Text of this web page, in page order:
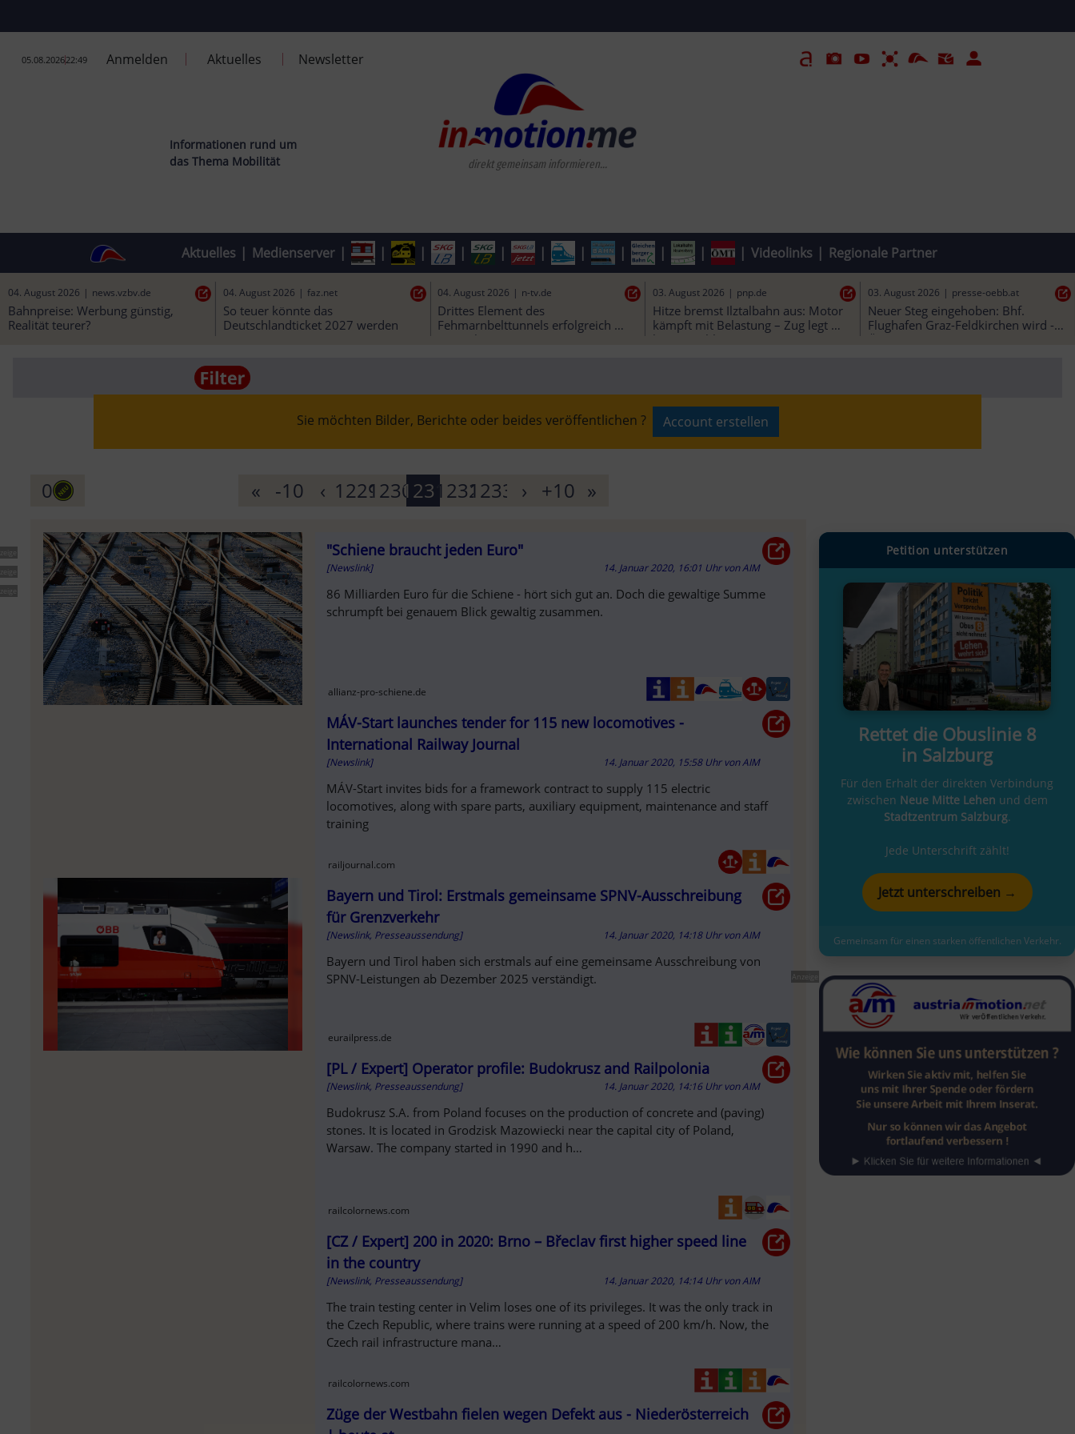
05.08.202622:49 Anmelden Aktuelles Newsletter
Informationen rund um
das Thema Mobilität
direkt gemeinsam informieren...
Aktuelles Medienserver Videolinks Regionale Partner
04. August 2026 | news.vzbv.de
Bahnpreise: Werbung günstig,
Realität teurer?
04. August 2026 | faz.net
So teuer könnte das
Deutschlandticket 2027 werden
04. August 2026 | n-tv.de
Drittes Element des
Fehmarnbelttunnels erfolgreich
versenkt
03. August 2026 | pnp.de
Hitze bremst Ilztalbahn aus: Motor
kämpft mit Belastung – Zug legt
kurze „Kühlpausen“ ein
03. August 2026 | presse-oebb.at
Neuer Steg eingehoben: Bhf.
Flughafen Graz-Feldkirchen wird -
ÖBB
Sie möchten Bilder, Berichte oder beides veröffentlichen ? Account erstellen
AUSVERKAUFT
SOLD OUT
SOLD OUT
0 « -10 ‹ 12291230123112321233 › +10 »
"Schiene braucht jeden Euro"
[Newslink] 14. Januar 2020, 16:01 Uhr vonAIM
86 Milliarden Euro für die Schiene - hört sich gut an. Doch die gewaltige Summe
schrumpft bei genauem Blick gewaltig zusammen.
allianz-pro-schiene.de
MÁV-Start launches tender for 115 new locomotives -
International Railway Journal
[Newslink] 14. Januar 2020, 15:58 Uhr vonAIM
MÁV-Start invites bids for a framework contract to supply 115 electric
locomotives, along with spare parts, auxiliary equipment, maintenance and staff
training
railjournal.com
Bayern und Tirol: Erstmals gemeinsame SPNV-Ausschreibung
für Grenzverkehr
[Newslink, Presseaussendung] 14. Januar 2020, 14:18 Uhr vonAIM
Bayern und Tirol haben sich erstmals auf eine gemeinsame Ausschreibung von
SPNV-Leistungen ab Dezember 2025 verständigt.
eurailpress.de
[PL / Expert] Operator profile: Budokrusz and Railpolonia
[Newslink, Presseaussendung] 14. Januar 2020, 14:16 Uhr vonAIM
Budokrusz S.A. from Poland focuses on the production of concrete and (paving)
stones. It is located in Grodzisk Mazowiecki near the capital city of Poland,
Warsaw. The company started in 1990 and h…
railcolornews.com
[CZ / Expert] 200 in 2020: Brno – Břeclav first higher speed line
in the country
[Newslink, Presseaussendung] 14. Januar 2020, 14:14 Uhr vonAIM
The train testing center in Velim loses one of its privileges. It was the only track in
the Czech Republic, where trains were running at a speed of 200 km/h. Now, the
Czech rail infrastructure mana…
railcolornews.com
Züge der Westbahn fielen wegen Defekt aus - Niederösterreich
Petition unterstützen
Rettet die Obuslinie 8
in Salzburg
Für den Erhalt der direkten Verbindung
zwischen Neue Mitte Lehen und dem
Stadtzentrum Salzburg.
Jede Unterschrift zählt!
Jetzt unterschreiben →
Gemeinsam für einen starken öffentlichen Verkehr.
Anzeige